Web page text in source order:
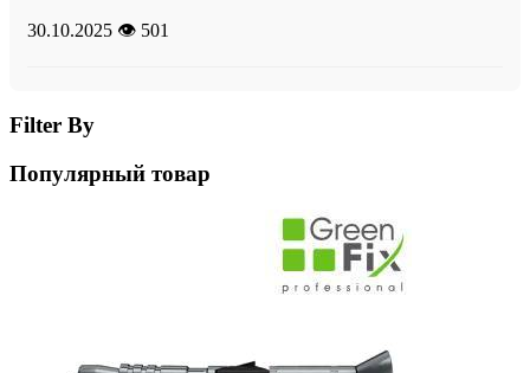
30.10.2025 👁️ 501
Filter By
Популярный товар